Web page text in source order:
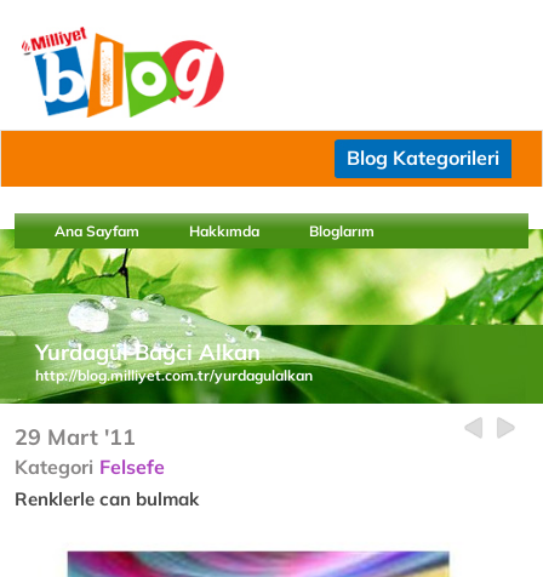
Blog Kategorileri
Ana Sayfam Hakkımda Bloglarım
Yurdagül Bağci Alkan
http://blog.milliyet.com.tr/yurdagulalkan
29 Mart '11
Kategori Felsefe
Renklerle can bulmak